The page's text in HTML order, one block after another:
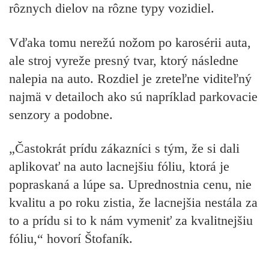
rôznych dielov na rôzne typy vozidiel.
Vďaka tomu nerežú nožom po karosérii auta,
ale stroj vyreže presný tvar, ktorý následne
nalepia na auto. Rozdiel je zreteľne viditeľný
najmä v detailoch ako sú napríklad parkovacie
senzory a podobne.
„Častokrát prídu zákazníci s tým, že si dali
aplikovať na auto lacnejšiu fóliu, ktorá je
popraskaná a lúpe sa. Uprednostnia cenu, nie
kvalitu a po roku zistia, že lacnejšia nestála za
to a prídu si to k nám vymeniť za kvalitnejšiu
fóliu,“ hovorí Štofaník.